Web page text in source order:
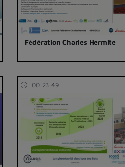
Fédération Charles Hermite
00:23:49